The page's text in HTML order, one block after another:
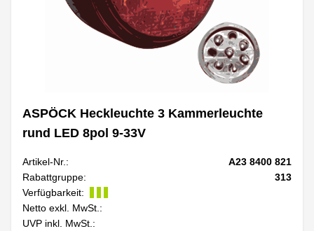
ASPÖCK Heckleuchte 3 Kammerleuchte
rund LED 8pol 9-33V
Artikel-Nr.:
A23 8400 821
Rabattgruppe:
313
Verfügbarkeit:
Netto exkl. MwSt.:
UVP inkl. MwSt.: